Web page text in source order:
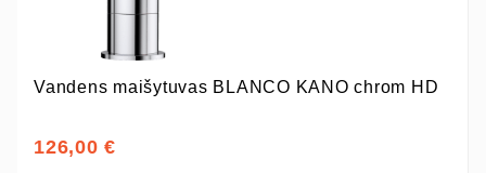
Vandens maišytuvas BLANCO KANO chrom HD
126,00 €